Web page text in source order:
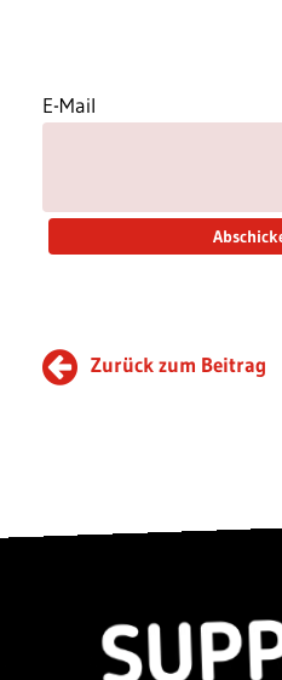
E-Mail
Zurück zum Beitrag